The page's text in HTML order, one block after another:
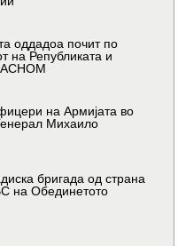
оддадоа почит по
на Републиката и
АСНОМ
на Армијата во
Михаило
бригада од страна
на Обединетото